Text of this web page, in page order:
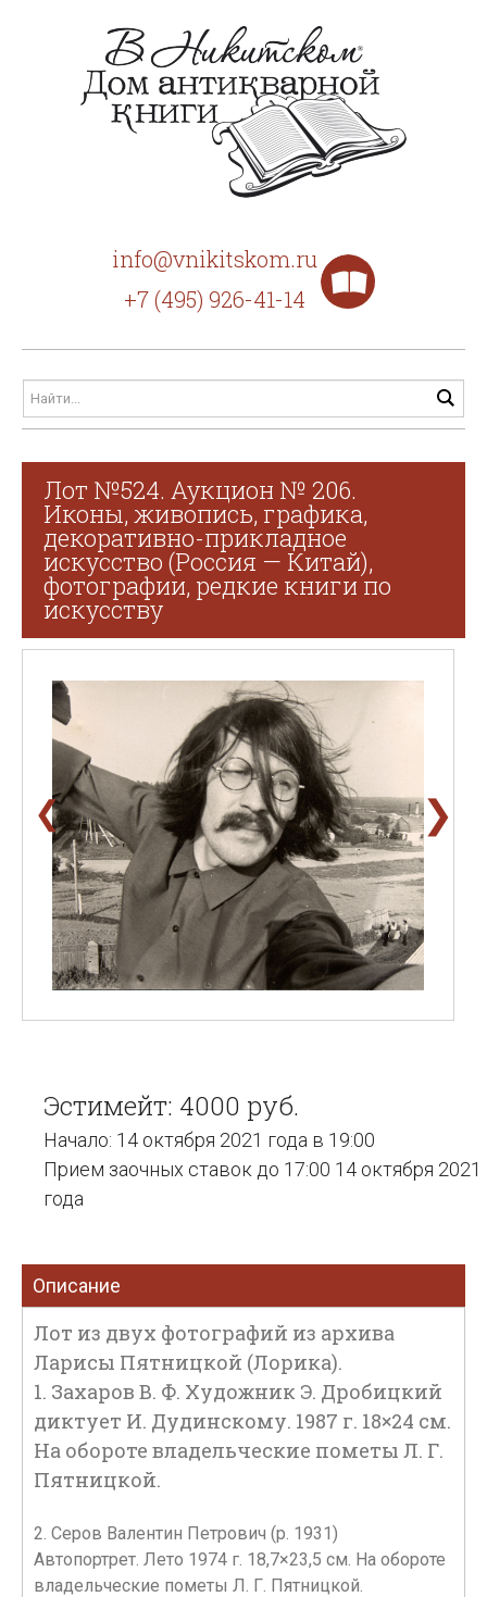
info@vnikitskom.ru
+7 (495) 926-41-14
Лот №524. Аукцион № 206.
Иконы, живопись, графика,
декоративно-прикладное
искусство (Россия — Китай),
фотографии, редкие книги по
искусству
❮ ❯
Эстимейт: 4000 руб.
Начало: 14 октября 2021 года в 19:00
Прием заочных ставок до 17:00 14 октября 2021
года
Описание
Лот из двух фотографий из архива
Ларисы Пятницкой (Лорика).
1. Захаров В. Ф. Художник Э. Дробицкий
диктует И. Дудинскому. 1987 г. 18×24 см.
На обороте владельческие пометы Л. Г.
Пятницкой.
2. Серов Валентин Петрович (р. 1931)
Автопортрет. Лето 1974 г. 18,7×23,5 см. На обороте
владельческие пометы Л. Г. Пятницкой.